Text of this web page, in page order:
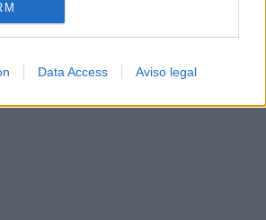
Data Access Aviso legal